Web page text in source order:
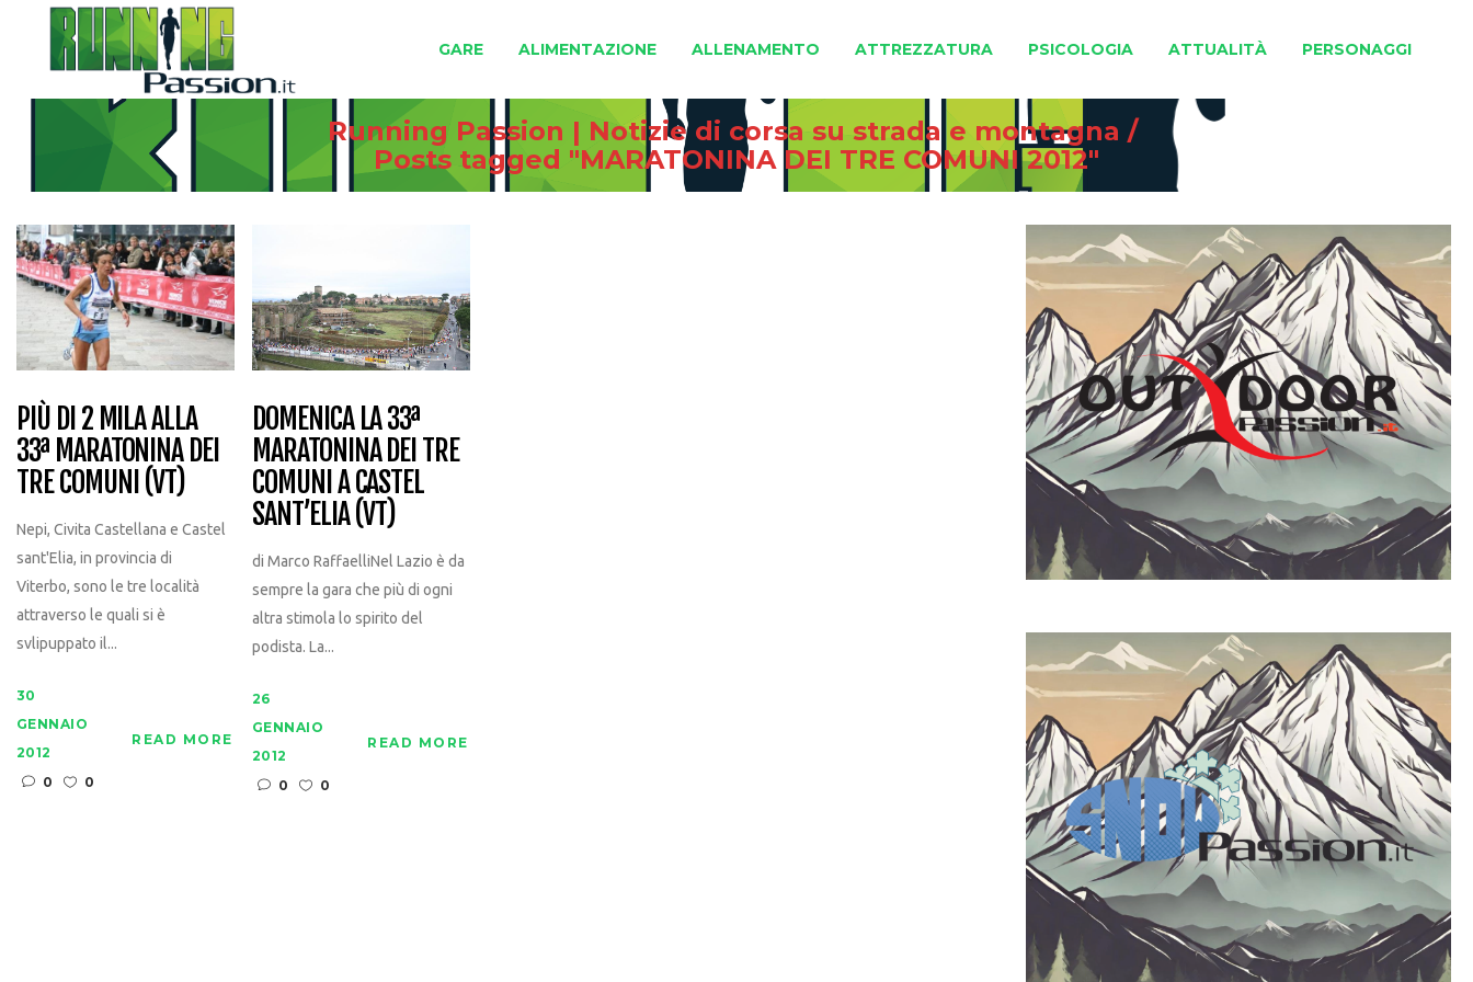
GARE ALIMENTAZIONE ALLENAMENTO ATTREZZATURA PSICOLOGIA ATTUALITÀ PERSONAGGI
Running Passion | Notizie di corsa su strada e montagna /
Posts tagged "MARATONINA DEI TRE COMUNI 2012"
PIÙ DI 2 MILA ALLA
33ª MARATONINA DEI
TRE COMUNI (VT)
Nepi, Civita Castellana e Castel
sant'Elia, in provincia di
Viterbo, sono le tre località
attraverso le quali si è
svlipuppato il...
30
GENNAIO
2012
0
0
READ MORE
DOMENICA LA 33ª
MARATONINA DEI TRE
COMUNI A CASTEL
SANT’ELIA (VT)
di Marco RaffaelliNel Lazio è da
sempre la gara che più di ogni
altra stimola lo spirito del
podista. La...
26
GENNAIO
2012
0
0
READ MORE